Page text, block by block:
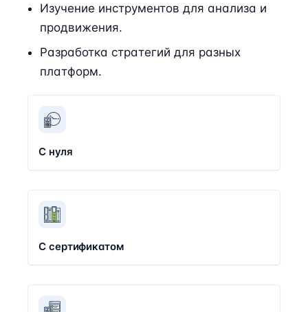
Изучение инструментов для анализа и
продвижения.
Разработка стратегий для разных
платформ.
С нуля
С сертификатом